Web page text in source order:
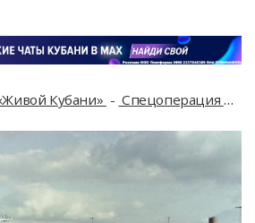
Кубани» Спецоперация